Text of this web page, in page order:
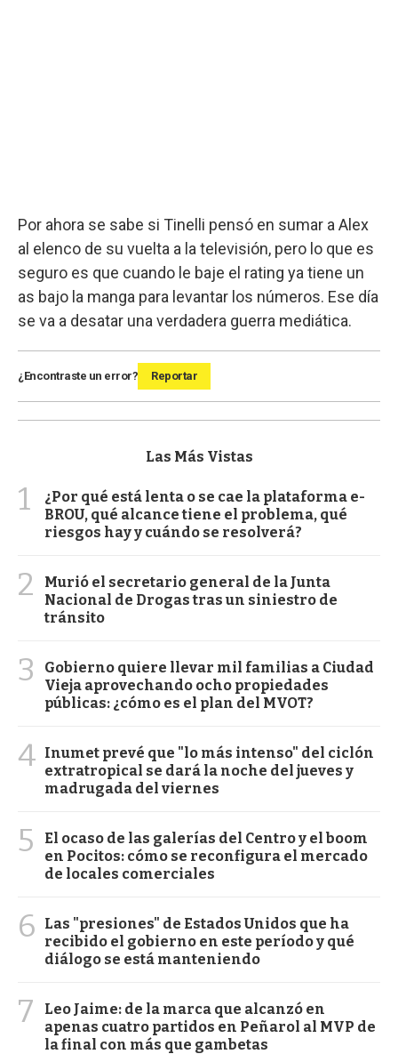
Por ahora se sabe si Tinelli pensó en sumar a Alex
al elenco de su vuelta a la televisión, pero lo que es
seguro es que cuando le baje el rating ya tiene un
as bajo la manga para levantar los números. Ese día
se va a desatar una verdadera guerra mediática.
¿Encontraste un error? Reportar
Las Más Vistas
1
¿Por qué está lenta o se cae la plataforma e-
BROU, qué alcance tiene el problema, qué
riesgos hay y cuándo se resolverá?
2
Murió el secretario general de la Junta
Nacional de Drogas tras un siniestro de
tránsito
3
Gobierno quiere llevar mil familias a Ciudad
Vieja aprovechando ocho propiedades
públicas: ¿cómo es el plan del MVOT?
4 Inumet prevé que "lo más intenso" del ciclón
extratropical se dará la noche del jueves y
madrugada del viernes
5
El ocaso de las galerías del Centro y el boom
en Pocitos: cómo se reconfigura el mercado
de locales comerciales
6
Las "presiones" de Estados Unidos que ha
recibido el gobierno en este período y qué
diálogo se está manteniendo
7
Leo Jaime: de la marca que alcanzó en
apenas cuatro partidos en Peñarol al MVP de
la final con más que gambetas